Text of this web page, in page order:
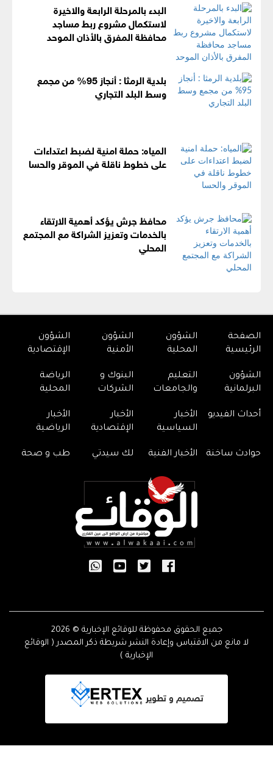
البدء بالمرحلة الرابعة والاخيرة
لاستكمال مشروع ربط مساجد
محافظة المفرق بالأذان الموحد
بلدية الرمثا : أنجاز 95% من مجمع
وسط البلد التجاري
المياه: حملة امنية لضبط اعتداءات
على خطوط ناقلة في الموقر والحسا
محافظ جرش يؤكد أهمية الارتقاء
بالخدمات وتعزيز الشراكة مع المجتمع
المحلي
الصفحة
الرئيسية
الشؤون
المحلية
الشؤون
الأمنية
الشؤون
الإقتصادية
الشؤون
البرلمانية
التعليم
والجامعات
البنوك و
الشركات
الرياضة
المحلية
أحداث الفيديو
الأخبار
السياسية
الأخبار
الإقتصادية
الأخبار
الرياضية
حوادث ساخنة الأخبار الفنية لك سيدتي طب و صحة
جميع الحقوق محفوظة للوقائع الإخبارية © 2026
لا مانع من الاقتباس وإعادة النشر شريطة ذكر المصدر ( الوقائع
الإخبارية )
تصميم و تطوير